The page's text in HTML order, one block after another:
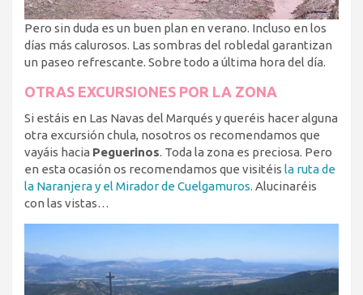
Pero sin duda es un buen plan en verano. Incluso en los
días más calurosos. Las sombras del robledal garantizan
un paseo refrescante. Sobre todo a última hora del día.
OTRAS EXCURSIONES POR LA ZONA
Si estáis en Las Navas del Marqués y queréis hacer alguna
otra excursión chula, nosotros os recomendamos que
vayáis hacia Peguerinos. Toda la zona es preciosa. Pero
en esta ocasión os recomendamos que visitéis la ruta de
la Naranjera y el Mirador de Cuelgamuros. Alucinaréis
con las vistas…